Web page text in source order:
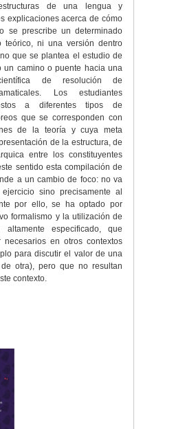
de una lengua y
explicaciones acerca de cómo
se prescribe un determinado
teórico, ni una versión dentro
que se plantea el estudio de
un camino o puente hacia una
de resolución de
Los estudiantes
a diferentes tipos de
que se corresponden con
de la teoría y cuya meta
de la estructura, de
entre los constituyentes
sentido esta compilación de
a un cambio de foco: no va
sino precisamente al
por ello, se ha optado por
formalismo y la utilización de
altamente especificado, que
necesarios en otros contextos
para discutir el valor de una
otra), pero que no resultan
contexto.